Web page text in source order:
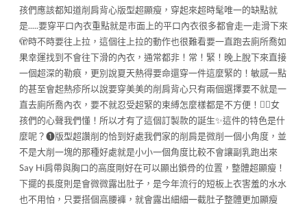
孩們應該都知道削肩背心版型超顯瘦，穿起來超時髦唯一的缺點就
是.....要穿平口內衣重點就是市面上的平口內衣很多都會走一走滑下來
🫣時不時要往上拉，這個往上拉的動作也很難看要一直跑去廁所喬如
果幸運找到不會往下滑的內衣，通常都非！常！緊！晚上脫下來直接
一個超深的勒痕，更別說夏天熱得要命還穿一件這麼緊的！敏感一點
的甚至會起熱疹所以說要穿美美的削肩背心只有兩個選擇要不就是一
直去廁所喬內衣，要不就忍受超緊的束縛怎麼樣都是不方便！😮‍💨女
孩們的心聲我們懂！所以才有了這個訂製款的誕生✨這件的特色是什
麼呢？❶版型超讚削的恰到好處我們家的削肩是微削一個小角度，並
不是大削一塊的那種好處就是小小一個角度比較不會讓副乳跑出來
Say Hi肩帶與胸口的高度剛好在可以顯出鎖骨的位置，整體超顯瘦！
下擺的長度則是會微微露出肚子，是今年流行的短板上衣害羞的水水
也不用怕，只要搭個高腰褲，就會露出細細一截肚子整體更加顯瘦